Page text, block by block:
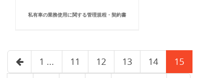
私有車の業務使用に関する管理規程・契約書
1 ... 11 12 13 14
15